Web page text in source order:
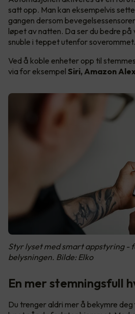
satt opp. Man kan eksempelvis
gangen dersom
løpet av natten. Da ser du bedre på
snuble i teppet utenfor soverommet.
Ved å koble enheter opp til
via for eksempel Siri, Amazon
Styr lyset med smart appstyring -
belysningen. Bilde: Elko
En mer stemningsfull
Du trenger aldri mer å bekymre